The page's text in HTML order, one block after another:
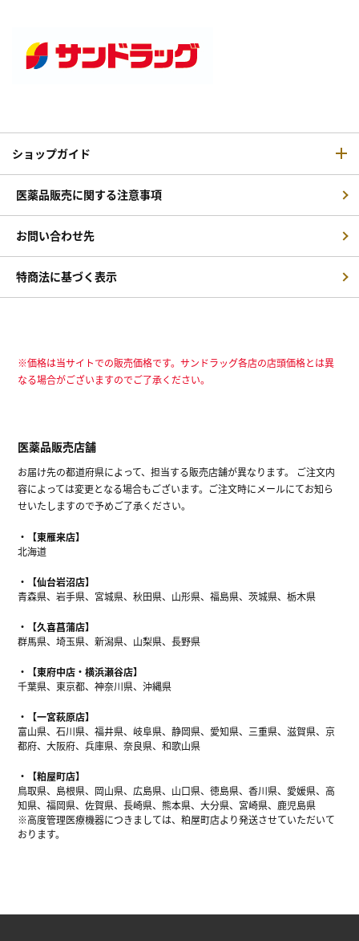
ショップガイド
医薬品販売に関する注意事項
お問い合わせ先
特商法に基づく表示
※価格は当サイトでの販売価格です。サンドラッグ各店の店頭価格とは異
なる場合がございますのでご了承ください。
医薬品販売店舗
お届け先の都道府県によって、担当する販売店舗が異なります。 ご注文内
容によっては変更となる場合もございます。ご注文時にメールにてお知ら
せいたしますので予めご了承ください。
【東雁来店】
北海道
【仙台岩沼店】
青森県、岩手県、宮城県、秋田県、山形県、福島県、茨城県、栃木県
【久喜菖蒲店】
群馬県、埼玉県、新潟県、山梨県、長野県
【東府中店・横浜瀬谷店】
千葉県、東京都、神奈川県、沖縄県
【一宮萩原店】
富山県、石川県、福井県、岐阜県、静岡県、愛知県、三重県、滋賀県、京
都府、大阪府、兵庫県、奈良県、和歌山県
【粕屋町店】
鳥取県、島根県、岡山県、広島県、山口県、徳島県、香川県、愛媛県、高
知県、福岡県、佐賀県、長崎県、熊本県、大分県、宮崎県、鹿児島県
※高度管理医療機器につきましては、粕屋町店より発送させていただいて
おります。